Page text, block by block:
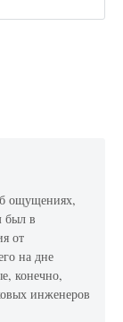
ощущениях,
был в
от
на дне
конечно,
инженеров